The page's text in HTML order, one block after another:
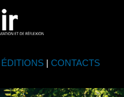
| CONTACTS